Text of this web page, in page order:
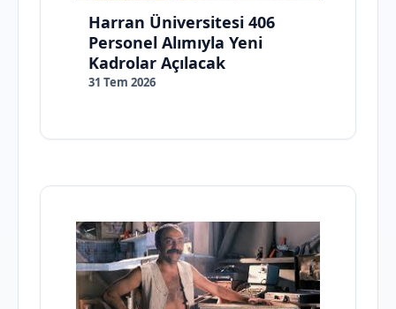
Harran Üniversitesi 406
Personel Alımıyla Yeni
Kadrolar Açılacak
31 Tem 2026